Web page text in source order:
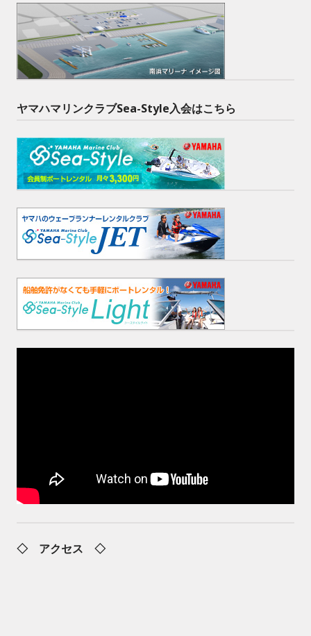
ヤマハマリンクラブSea-Style入会はこちら
◇ アクセス ◇